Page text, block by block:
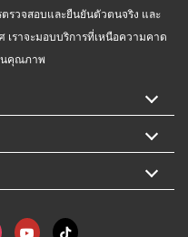
รวจสอบและยืนยันตัวตนจริง และ
ราจะมอบบริการที่เหนือความคาด
นคุณภาพ